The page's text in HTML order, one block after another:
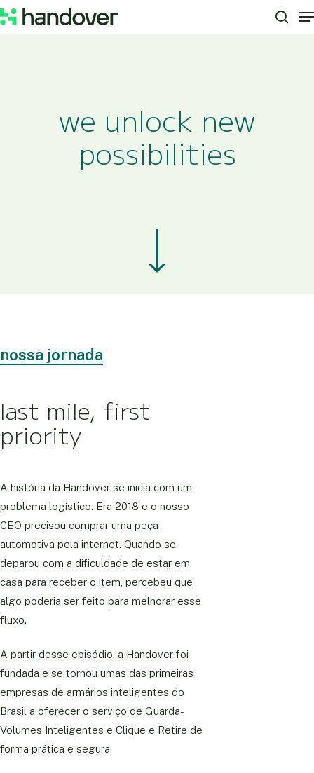
Skip
to
we unlock new
possibilities
nossa jornada
last mile, first
priority
A história da Handover se inicia com um
problema logístico. Era 2018 e o nosso
CEO precisou comprar uma peça
automotiva pela internet. Quando se
deparou com a dificuldade de estar em
casa para receber o item, percebeu que
algo poderia ser feito para melhorar esse
fluxo.
A partir desse episódio, a Handover foi
fundada e se tornou umas das primeiras
empresas de armários inteligentes do
Brasil a oferecer o serviço de Guarda-
Volumes Inteligentes e Clique e Retire de
forma prática e segura.